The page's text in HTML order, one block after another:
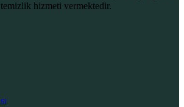
hizmeti vermektedir.